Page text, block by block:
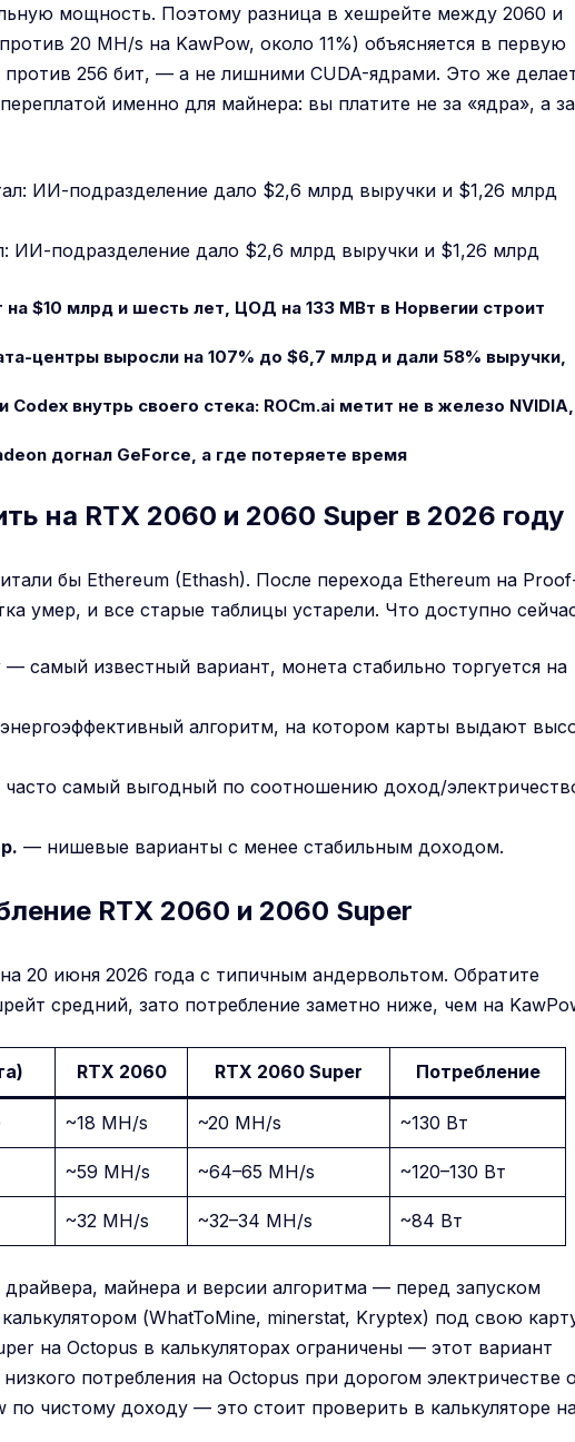
мощность. Поэтому разница в хешрейте между 2060 и
20 MH/s на KawPow, около 11%) объясняется в первую
256 бит, — а не лишними CUDA-ядрами. Это же
именно для майнера: вы платите не за «ядра», а за
ИИ-подразделение дало $2,6 млрд выручки и $1,26 млрд
на $10 млрд и шесть лет, ЦОД на 133 МВт в Норвегии строит
центры выросли на 107% до $6,7 млрд и дали 58% выручки,
Codex внутрь своего стека: ROCm.ai метит не в железо
догнал GeForce, а где потеряете время
на RTX 2060 и 2060 Super в 2026 году
бы Ethereum (Ethash). После перехода Ethereum на
умер, и все старые таблицы устарели. Что доступно
— самый известный вариант, монета стабильно торгуется на
алгоритм, на котором карты выдают
самый выгодный по соотношению доход/
— нишевые варианты с менее стабильным доходом.
RTX 2060 и 2060 Super
20 июня 2026 года с типичным андервольтом. Обратите
средний, зато потребление заметно ниже, чем на
RTX 2060 RTX 2060 Super Потребление
~18 MH/s ~20 MH/s ~130 Вт
~59 MH/s ~64–65 MH/s ~120–130 Вт
~32 MH/s ~32–34 MH/s ~84 Вт
майнера и версии алгоритма — перед запуском
(WhatToMine, minerstat, Kryptex) под свою
на Octopus в калькуляторах ограничены — этот вариант
потребления на Octopus при дорогом электричестве
по чистому доходу — это стоит проверить в калькуляторе